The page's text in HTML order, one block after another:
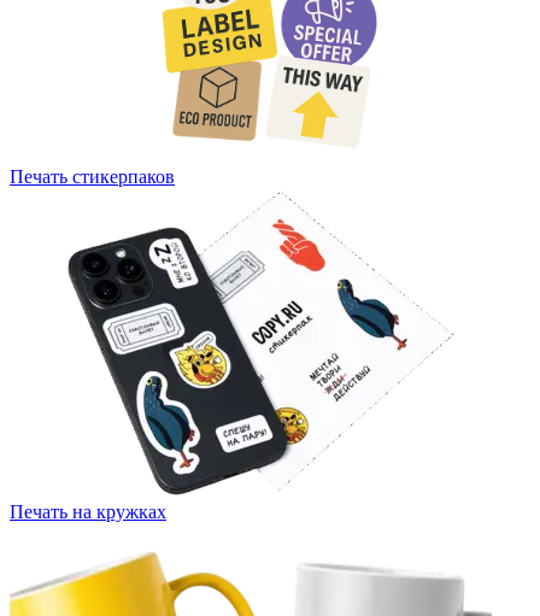
Печать стикерпаков
Печать на кружках